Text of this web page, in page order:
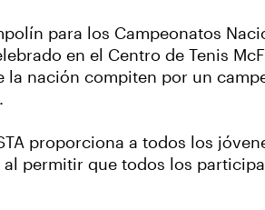
para los Campeonatos
en el Centro de Tenis
la nación compiten por un
proporciona a todos los
permitir que todos los